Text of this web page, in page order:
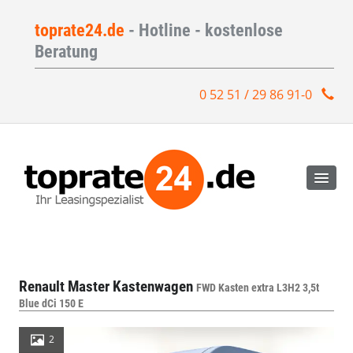
toprate24.de - Hotline - kostenlose
Beratung
0 52 51 / 29 86 91-0
Renault Master Kastenwagen FWD Kasten extra L3H2 3,5t
Blue dCi 150 E
2